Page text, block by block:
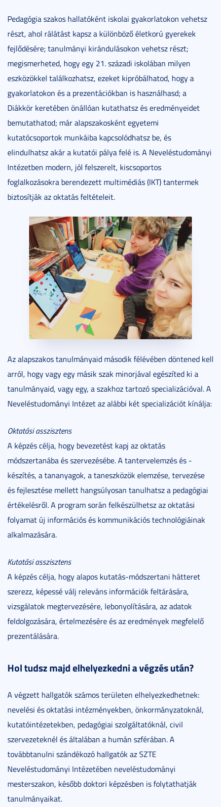
Pedagógia szakos hallatóként iskolai gyakorlatokon vehetsz
részt, ahol rálátást kapsz a különböző életkorú gyerekek
fejlődésére; tanulmányi kirándulásokon vehetsz részt;
megismerheted, hogy egy 21. századi iskolában milyen
eszközökkel találkozhatsz, ezeket kipróbálhatod, hogy a
gyakorlatokon és a prezentációkban is használhasd; a
Diákkör keretében önállóan kutathatsz és eredményeidet
bemutathatod; már alapszakosként egyetemi
kutatócsoportok munkáiba kapcsolódhatsz be, és
elindulhatsz akár a kutatói pálya felé is. A Neveléstudományi
Intézetben modern, jól felszerelt, kiscsoportos
foglalkozásokra berendezett multimédiás (IKT) tantermek
biztosítják az oktatás feltételeit.
Az alapszakos tanulmányaid második félévében döntened kell
arról, hogy vagy egy másik szak minorjával egészíted ki a
tanulmányaid, vagy egy, a szakhoz tartozó specializációval. A
Neveléstudományi Intézet az alábbi két specializációt kínálja:
Oktatási asszisztens
A képzés célja, hogy bevezetést kapj az oktatás
módszertanába és szervezésébe. A tantervelemzés és -
készítés, a tananyagok, a taneszközök elemzése, tervezése
és fejlesztése mellett hangsúlyosan tanulhatsz a pedagógiai
értékelésről. A program során felkészülhetsz az oktatási
folyamat új információs és kommunikációs technológiáinak
alkalmazására.
Kutatási asszisztens
A képzés célja, hogy alapos kutatás-módszertani hátteret
szerezz, képessé válj releváns információk feltárására,
vizsgálatok megtervezésére, lebonyolítására, az adatok
feldolgozására, értelmezésére és az eredmények megfelelő
prezentálására.
Hol tudsz majd elhelyezkedni a végzés után?
A végzett hallgatók számos területen elhelyezkedhetnek:
nevelési és oktatási intézményekben, önkormányzatoknál,
kutatóintézetekben, pedagógiai szolgáltatóknál, civil
szervezeteknél és általában a humán szférában. A
továbbtanulni szándékozó hallgatók az SZTE
Neveléstudományi Intézetében neveléstudományi
mesterszakon, később doktori képzésben is folytathatják
tanulmányaikat.